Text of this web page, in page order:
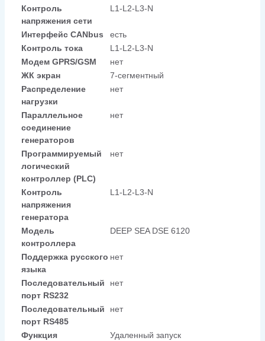
Контроль
напряжения сети
L1-L2-L3-N
Интерфейс CANbus
есть
Контроль тока
L1-L2-L3-N
Модем GPRS/GSM
нет
ЖК экран
7-сегментный
Распределение
нагрузки
нет
Параллельное
соединение
генераторов
нет
Программируемый
логический
контроллер (PLC)
нет
Контроль
напряжения
генератора
L1-L2-L3-N
Модель
контроллера
DEEP SEA DSE 6120
Поддержка русского
языка
нет
Последовательный
порт RS232
нет
Последовательный
порт RS485
нет
Функция
Удаленный запуск